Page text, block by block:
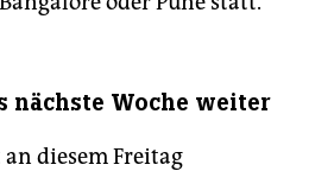
nächste Woche weiter
diesem Freitag